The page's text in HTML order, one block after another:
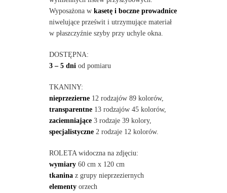
Wyposażona w kasetę i boczne prowadnice
niwelujące prześwit i utrzymujące materiał
w płaszczyźnie szyby przy uchyle okna.
DOSTĘPNA:
3 – 5 dni od pomiaru
TKANINY:
nieprzezierne12 rodzajów 89 kolorów,
transparentne13 rodzajów 45 kolorów,
zaciemniające3 rodzaje 39 kolory,
specjalistyczne2 rodzaje 12 kolorów.
ROLETA widoczna na zdjęciu:
wymiary60 cm x 120 cm
tkaninaz grupy nieprzeziernych
elementyorzech